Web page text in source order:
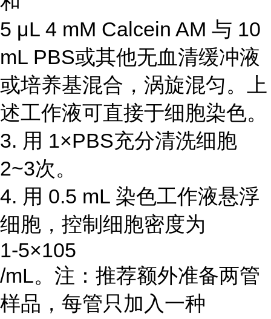
5 μL 4 mM Calcein AM 与 10
mL PBS或其他无血清缓冲液
或培养基混合，涡旋混匀。上
述工作液可直接于细胞染色。
3. 用 1×PBS充分清洗细胞
2~3次。
4. 用 0.5 mL 染色工作液悬浮
细胞，控制细胞密度为
1-5×105
/mL。注：推荐额外准备两管
样品，每管只加入一种